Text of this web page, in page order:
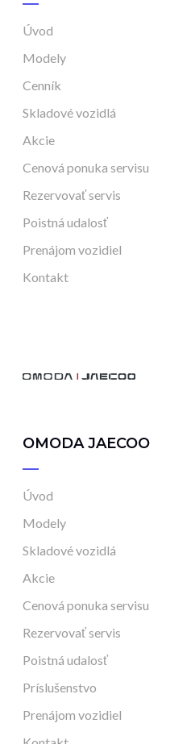
Úvod
Modely
Cenník
Skladové vozidlá
Akcie
Cenová ponuka servisu
Rezervovať servis
Poistná udalosť
Prenájom vozidiel
Kontakt
OMODA JAECOO
Úvod
Modely
Skladové vozidlá
Akcie
Cenová ponuka servisu
Rezervovať servis
Poistná udalosť
Príslušenstvo
Prenájom vozidiel